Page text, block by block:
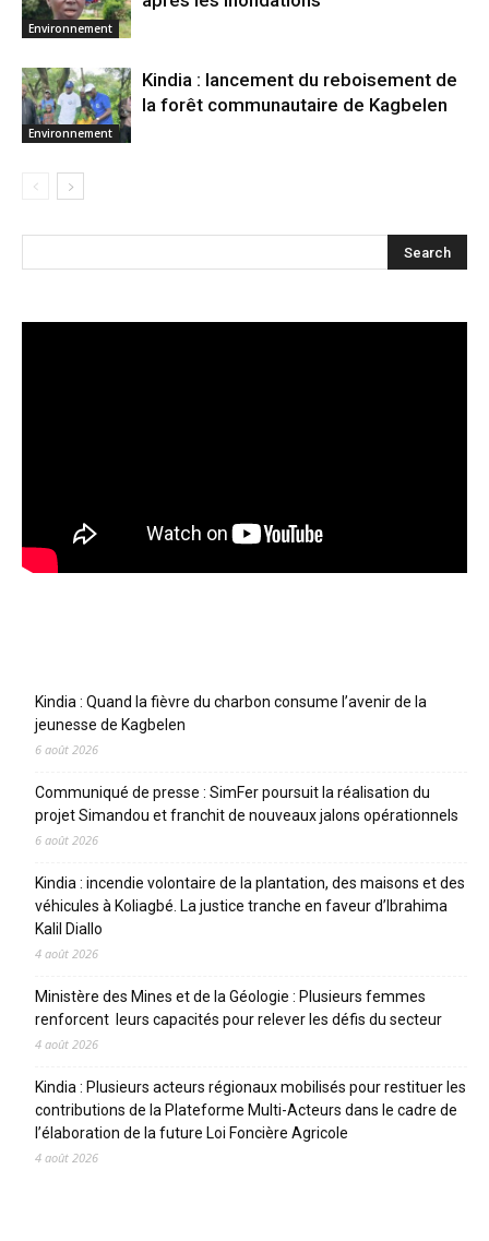
Environnement
Environnement
Kindia : lancement du reboisement de
la forêt communautaire de Kagbelen
Kindia : Quand la fièvre du charbon consume l’avenir de la
jeunesse de Kagbelen
6 août 2026
Communiqué de presse : SimFer poursuit la réalisation du
projet Simandou et franchit de nouveaux jalons opérationnels
6 août 2026
Kindia : incendie volontaire de la plantation, des maisons et des
véhicules à Koliagbé. La justice tranche en faveur d’Ibrahima
Kalil Diallo
4 août 2026
Ministère des Mines et de la Géologie : Plusieurs femmes
renforcent leurs capacités pour relever les défis du secteur
4 août 2026
Kindia : Plusieurs acteurs régionaux mobilisés pour restituer les
contributions de la Plateforme Multi-Acteurs dans le cadre de
l’élaboration de la future Loi Foncière Agricole
4 août 2026